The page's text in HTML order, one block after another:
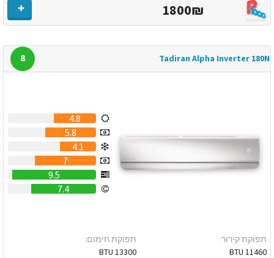
1800₪
Tadiran Alpha Inverter 180N
8
4.8
5.8
4.1
7
9.5
7.4
תפוקת קירור:
11460 BTU
תפוקת חימום:
13300 BTU